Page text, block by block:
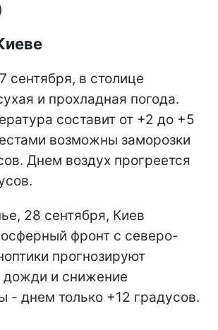
сентября, в столице
и прохладная погода.
составит от +2 до +5
возможны заморозки
Днем воздух прогреется
28 сентября, Киев
фронт с северо-
прогнозируют
дожди и снижение
- днем только +12 градусов.